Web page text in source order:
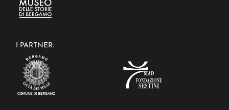
I PARTNER: